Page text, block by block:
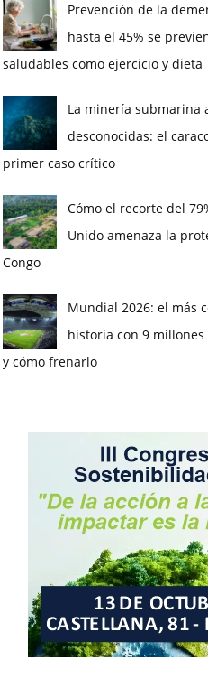
Prevención de la
hasta el 45% se
saludables como ejercicio y dieta
La minería submarina
desconocidas: el
primer caso crítico
Cómo el recorte del
Unido amenaza la
Congo
Mundial 2026: el más
historia con 9
y cómo frenarlo